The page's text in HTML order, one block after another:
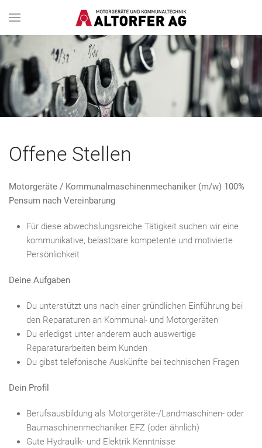
Offene Stellen
Motorgeräte / Kommunalmaschinenmechaniker (m/w) 100%
Pensum nach Vereinbarung
Für diese abwechslungsreiche Tätigkeit suchen wir eine
kommunikative, belastbare kompetente und motivierte
Persönlichkeit
Deine Aufgaben
Du unterstützt uns nach einer gründlichen Einführung bei
den Reparaturen an Kommunal- und Motorgeräten
Du erledigst unter anderem auch auswertige
Reparaturarbeiten beim Kunden
Du gibst telefonische Auskünfte bei technischen Fragen
Dein Profil
Berufsausbildung als Motorgeräte-/Landmaschinen- oder
Baumaschinenmechaniker EFZ (oder ähnlich)
Gute Hydraulik- und Elektrik Kenntnisse